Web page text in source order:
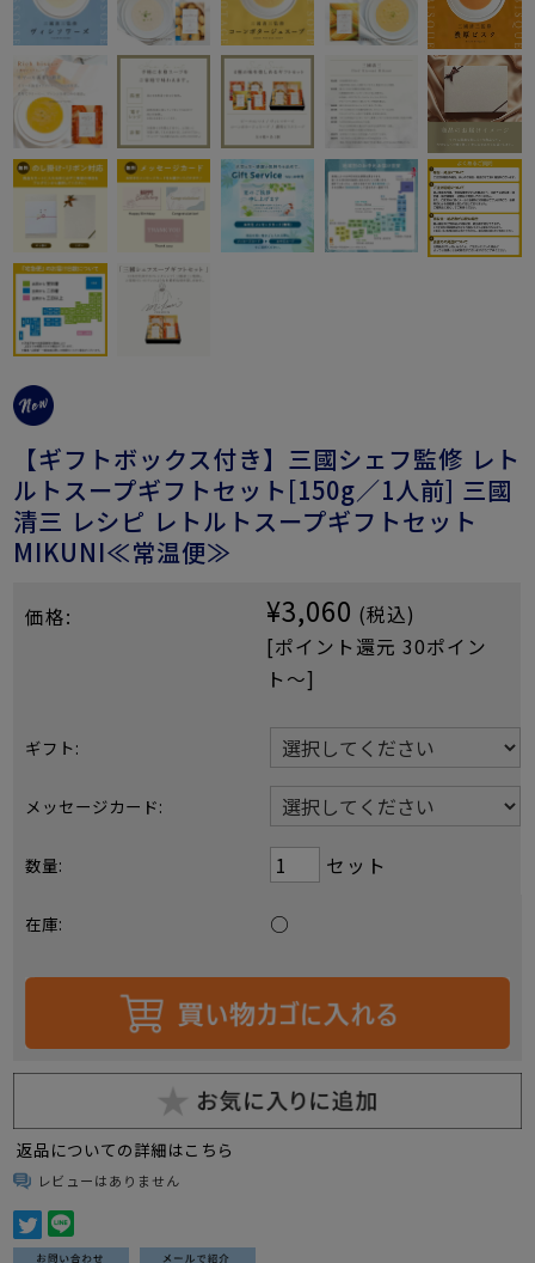
【ギフトボックス付き】三國シェフ監修 レト
ルトスープギフトセット[150g／1人前] 三國
清三 レシピ レトルトスープギフトセット
MIKUNI≪常温便≫
価格: ¥3,060 (税込)
[ポイント還元 30ポイン
ト〜]
ギフト:
メッセージカード:
数量: セット
在庫: ○
返品についての詳細はこちら
レビューはありません